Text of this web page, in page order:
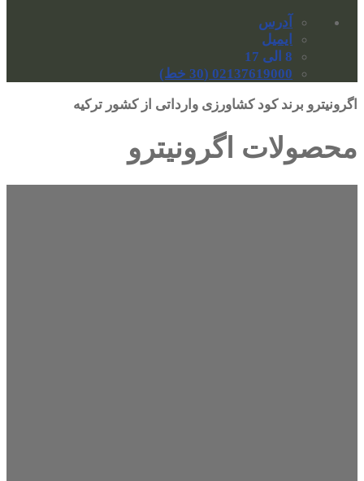
آدرس
ایمیل
8 الی 17
02137619000 (30 خط)
اگرونیترو برند کود کشاورزی وارداتی از کشور ترکیه
محصولات اگرونیترو